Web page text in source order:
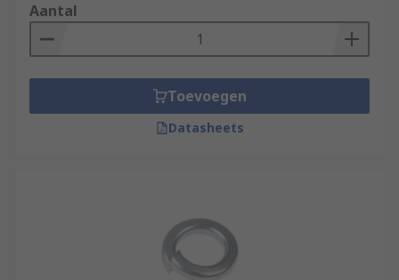
Aantal
Toevoegen
Datasheets